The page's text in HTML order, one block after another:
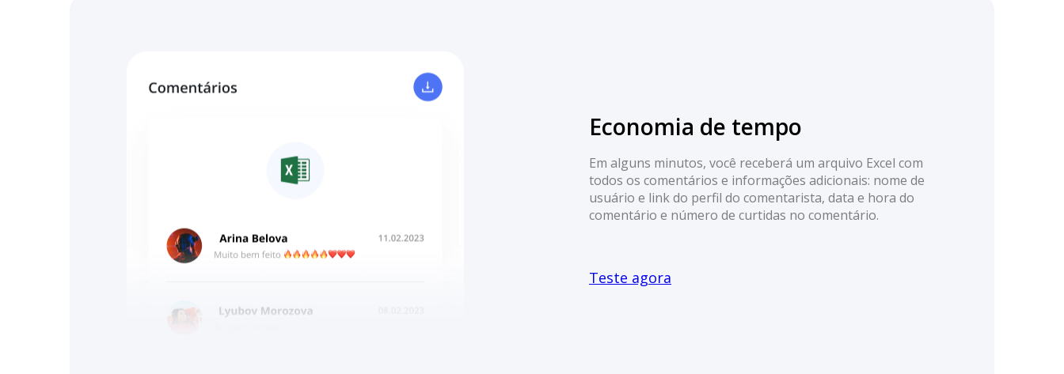
Economia de tempo
Em alguns minutos, você receberá um arquivo Excel com
todos os comentários e informações adicionais: nome de
usuário e link do perfil do comentarista, data e hora do
comentário e número de curtidas no comentário.
Teste agora